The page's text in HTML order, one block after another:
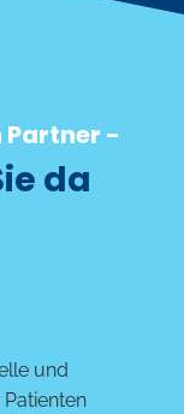
Partner -
da
und